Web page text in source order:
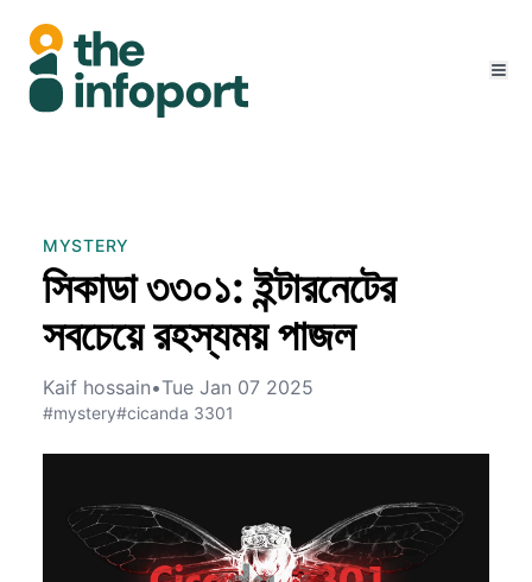
MYSTERY
সিকাডা ৩৩০১: ইন্টারনেটের
সবচেয়ে রহস্যময় পাজল
Kaif hossain•Tue Jan 07 2025
#mystery#cicanda 3301